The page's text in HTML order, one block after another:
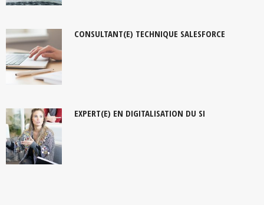
CONSULTANT(E) TECHNIQUE SALESFORCE
EXPERT(E) EN DIGITALISATION DU SI